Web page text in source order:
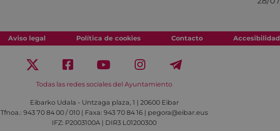
Aviso legal Política de cookies Contacto Accesibilidad
Todas las redes sociales del Ayuntamiento
Eibarko Udala - Untzaga plaza, 1 | 20600 Eibar
Tfnoa.: 943 70 84 00 / 010 | Faxa: 943 70 84 16 | pegora@eibar.eus
IFZ: P2003100A | DIR3 L01200300